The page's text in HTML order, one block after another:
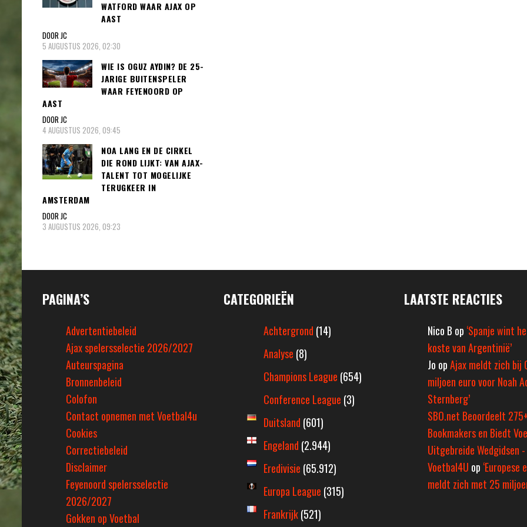
WATFORD WAAR AJAX OP
AAST
DOOR JC
5 AUGUSTUS 2026, 02:30
WIE IS OGUZ AYDIN? DE 25-
JARIGE BUITENSPELER
WAAR FEYENOORD OP
AAST
DOOR JC
4 AUGUSTUS 2026, 09:45
NOA LANG EN DE CIRKEL
DIE ROND LIJKT: VAN AJAX-
TALENT TOT MOGELIJKE
TERUGKEER IN
AMSTERDAM
DOOR JC
3 AUGUSTUS 2026, 09:23
PAGINA’S
Advertentiebeleid
Ajax spelersselectie 2026/2027
Auteurspagina
Bronnenbeleid
Colofon
Contact opnemen met Voetbal4u
Cookies
Correctiebeleid
Disclaimer
Feyenoord spelersselectie
2026/2027
Gokken op Voetbal
CATEGORIEËN
Achtergrond (14)
Analyse (8)
Champions League (654)
Conference League (3)
Duitsland (601)
Engeland (2.944)
Eredivisie (65.912)
Europa League (315)
Frankrijk(521)
LAATSTE REACTIES
Nico B op ‘Spanje wint
koste van Argentinië’
Jo opAjax meldt zich bij
miljoen euro voor Noah
Sternberg’
SBO.net Beoordeelt
Bookmakers en Biedt
Uitgebreide Wedgidsen -
Voetbal4U op
meldt zich met 25